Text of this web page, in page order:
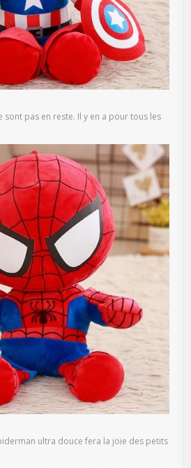
sont pas en reste. Il y en a pour tous les
ultra douce fera la joie des petits